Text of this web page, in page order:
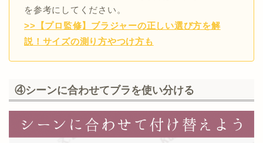
を参考にしてください。
>>【プロ監修】ブラジャーの正しい選び方を解
説！サイズの測り方やつけ方も
④シーンに合わせてブラを使い分ける